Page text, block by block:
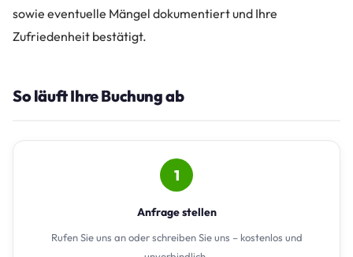
sowie eventuelle Mängel dokumentiert und Ihre
Zufriedenheit bestätigt.
So läuft Ihre Buchung ab
1
Anfrage stellen
Rufen Sie uns an oder schreiben Sie uns – kostenlos und